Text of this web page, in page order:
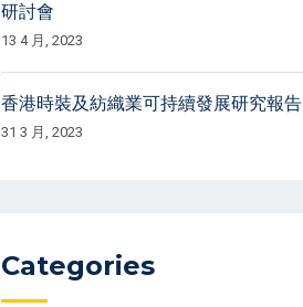
研討會
13 4 月, 2023
香港時裝及紡織業可持續發展研究報告
31 3 月, 2023
Categories